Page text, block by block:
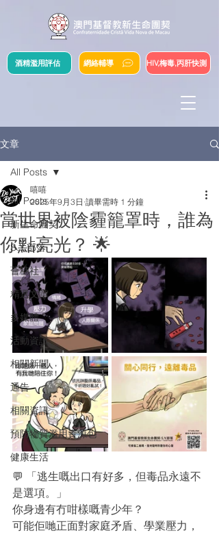
網絡輔導
酒精濫用評估 HIV,梅毒,丙肝快測
文章
All Posts
新生命團契
S.Y.部落
薈穗社
精選文章
多媒體
活動資訊
相關新聞
通告
相關資訊
預防物質濫用資源包
健康生活
All Posts
當世界被陰霾籠罩時，誰為
你點亮光？ 🌟
嘻嘻
2025年9月3日 讀畢需時 1 分鐘
💬 「逃生嘅出口有好多，但毒品永遠不
是選項。」
你身邊有冇咁樣嘅青少年？
可能佢哋正面對家庭矛盾、學業壓力，